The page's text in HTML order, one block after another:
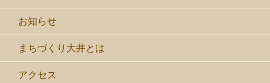
お知らせ
まちづくり大井とは
アクセス